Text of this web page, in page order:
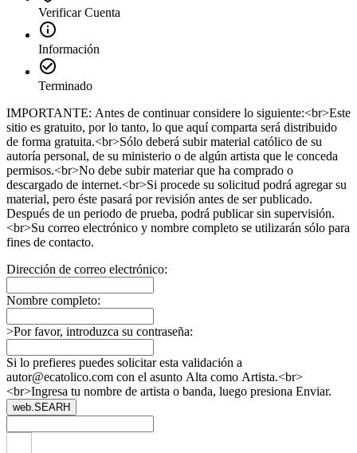
Verificar Cuenta
Información
Terminado
IMPORTANTE: Antes de continuar considere lo siguiente:<br>Este
sitio es gratuito, por lo tanto, lo que aquí comparta será distribuido
de forma gratuita.<br>Sólo deberá subir material católico de su
autoría personal, de su ministerio o de algún artista que le conceda
permisos.<br>No debe subir materiar que ha comprado o
descargado de internet.<br>Si procede su solicitud podrá agregar su
material, pero éste pasará por revisión antes de ser publicado.
Después de un periodo de prueba, podrá publicar sin supervisión.
<br>Su correo electrónico y nombre completo se utilizarán sólo para
fines de contacto.
Dirección de correo electrónico:
Nombre completo:
>Por favor, introduzca su contraseña:
Si lo prefieres puedes solicitar esta validación a
autor@ecatolico.com con el asunto Alta como Artista.<br>
<br>Ingresa tu nombre de artista o banda, luego presiona Enviar.
web.SEARH